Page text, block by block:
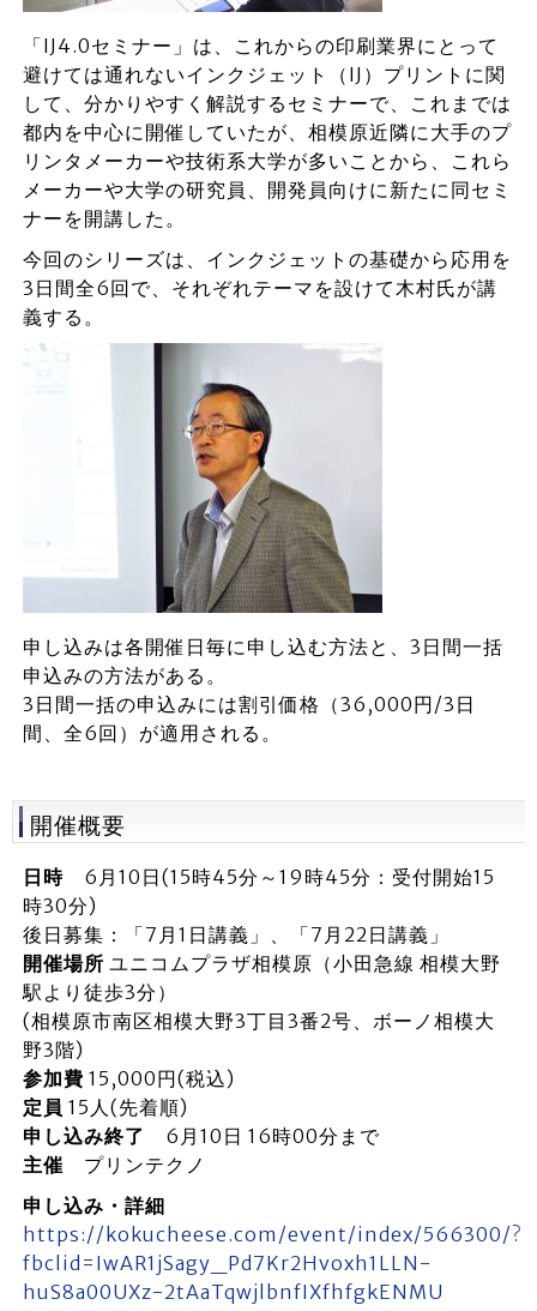
「IJ4.0セミナー」は、これからの印刷業界にとって
避けては通れないインクジェット（IJ）プリントに関
して、分かりやすく解説するセミナーで、これまでは
都内を中心に開催していたが、相模原近隣に大手のプ
リンタメーカーや技術系大学が多いことから、これら
メーカーや大学の研究員、開発員向けに新たに同セミ
ナーを開講した。
今回のシリーズは、インクジェットの基礎から応用を
3日間全6回で、それぞれテーマを設けて木村氏が講
義する。
申し込みは各開催日毎に申し込む方法と、3日間一括
申込みの方法がある。
3日間一括の申込みには割引価格（36,000円/3日
間、全6回）が適用される。
開催概要
日時6月10日(15時45分～19時45分：受付開始15
時30分)
後日募集：「7月1日講義」、「7月22日講義」
開催場所 ユニコムプラザ相模原（小田急線 相模大野
駅より徒歩3分）
(相模原市南区相模大野3丁目3番2号、ボーノ相模大
野3階)
参加費 15,000円(税込)
定員 15人(先着順)
申し込み終了 6月10日 16時00分まで
主催 プリンテクノ
申し込み・詳細
https://kokucheese.com/event/index/566300/?
fbclid=IwAR1jSagy_Pd7Kr2Hvoxh1LLN-
huS8a00UXz-2tAaTqwjlbnfIXfhfgkENMU